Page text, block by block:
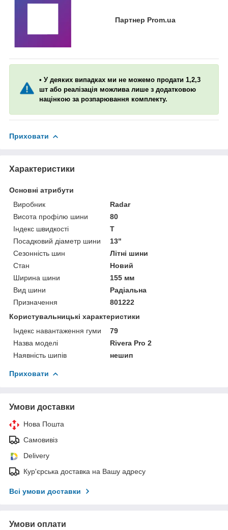
Партнер Prom.ua
• У деяких випадках ми не можемо продати 1,2,3
шт або реалізація можлива лише з додатковою
націнкою за розпарювання комплекту.
Приховати
Характеристики
Основні атрибути
Виробник
Radar
Висота профілю шини
80
Індекс швидкості
T
Посадковий діаметр шини
13"
Сезонність шин
Літні шини
Стан
Новий
Ширина шини
155 мм
Вид шини
Радіальна
Призначення
801222
Користувальницькі характеристики
Індекс навантаження гуми
79
Назва моделі
Rivera Pro 2
Наявність шипів
нешип
Приховати
Умови доставки
Нова Пошта
Самовивіз
Delivery
Кур'єрська доставка на Вашу адресу
Всі умови доставки
Умови оплати